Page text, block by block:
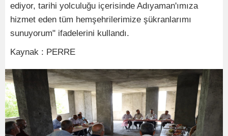
ediyor, tarihi yolculuğu içerisinde Adıyaman'ımıza
hizmet eden tüm hemşehrilerimize şükranlarımı
sunuyorum" ifadelerini kullandı.
Kaynak : PERRE